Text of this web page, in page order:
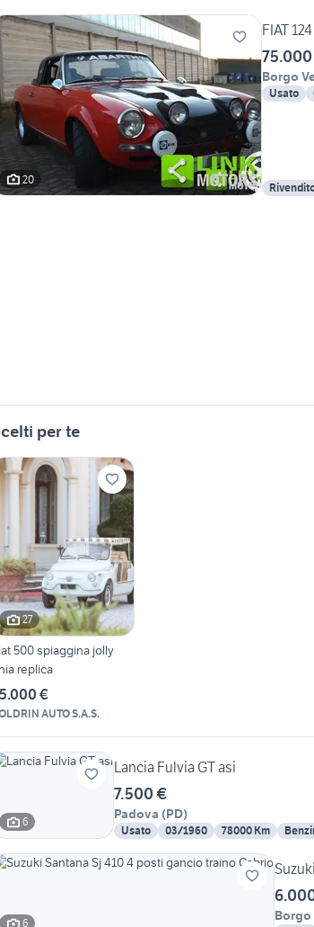
20
FIAT
Borgo
Usato
per te
27
500 spiaggina jolly
replica
€
AUTO S.A.S.
6
Lancia Fulvia GT asi
7.500 €
Padova (PD)
Usato 03/1960 78000 Km
6 Borgo